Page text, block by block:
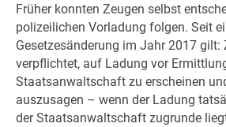
Früher konnten Zeugen selbst
polizeilichen Vorladung folgen. Seit
Gesetzesänderung im Jahr 2017 gilt:
verpflichtet, auf Ladung vor
Staatsanwaltschaft zu erscheinen
auszusagen – wenn der Ladung
der Staatsanwaltschaft zugrunde